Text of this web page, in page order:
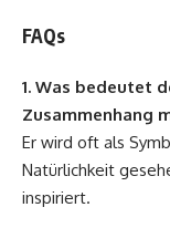
FAQs
1. Was bedeutet
Zusammenhang
Er wird oft als
Natürlichkeit
inspiriert.